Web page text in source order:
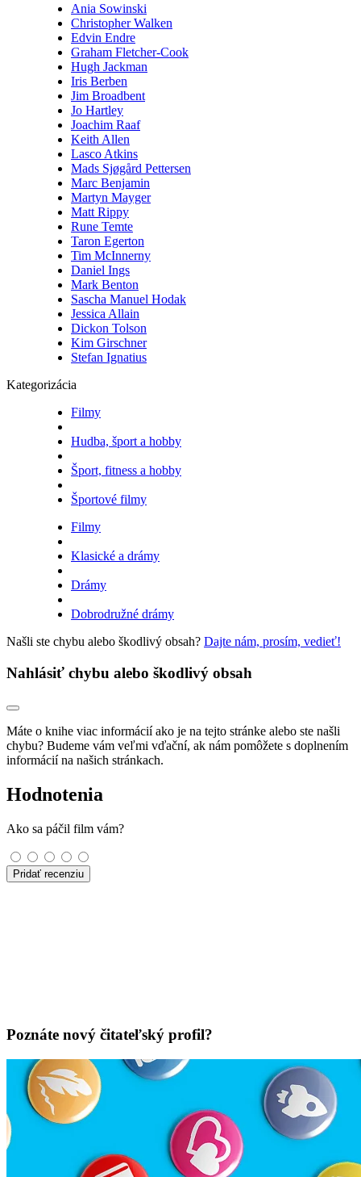
Ania Sowinski
Christopher Walken
Edvin Endre
Graham Fletcher-Cook
Hugh Jackman
Iris Berben
Jim Broadbent
Jo Hartley
Joachim Raaf
Keith Allen
Lasco Atkins
Mads Sjøgård Pettersen
Marc Benjamin
Martyn Mayger
Matt Rippy
Rune Temte
Taron Egerton
Tim McInnerny
Daniel Ings
Mark Benton
Sascha Manuel Hodak
Jessica Allain
Dickon Tolson
Kim Girschner
Stefan Ignatius
Kategorizácia
Filmy
Hudba, šport a hobby
Šport, fitness a hobby
Športové filmy
Filmy
Klasické a drámy
Drámy
Dobrodružné drámy
Našli ste chybu alebo škodlivý obsah? Dajte nám, prosím, vedieť!
Nahlásiť chybu alebo škodlivý obsah
Máte o knihe viac informácií ako je na tejto stránke alebo ste našli
chybu? Budeme vám veľmi vďační, ak nám pomôžete s doplnením
informácií na našich stránkach.
Hodnotenia
Ako sa páčil film vám?
Pridať recenziu
Poznáte nový čitateľský profil?